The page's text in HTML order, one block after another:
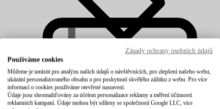
Zásady ochrany osobních údajů
Používáme cookies
Můžeme je umístit pro analýzu našich údajů o návštěvnících, pro zlepšení našeho webu,
ukázání personalizovaného obsahu a pro poskytnutí skvělého zážitku z webu. Pro více
informací o cookies používáme otevřené nastavení.
Údaje jsou shromažďovány za účelem personalizace reklamy a měření účinnosti
reklamních kampaní. Údaje mohou být sdíleny se společností Google LLC, více